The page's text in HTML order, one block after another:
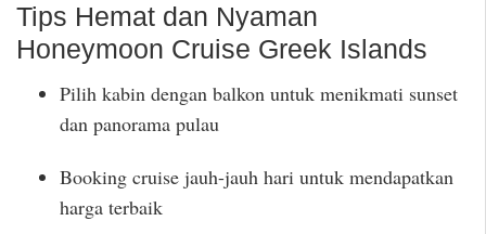
Tips Hemat dan Nyaman
Honeymoon Cruise Greek Islands
Pilih kabin dengan balkon untuk menikmati sunset
dan panorama pulau
Booking cruise jauh-jauh hari untuk mendapatkan
harga terbaik